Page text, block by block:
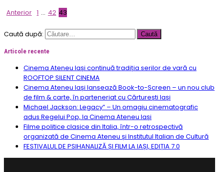
Anterior 1 … 42 43
Caută după:
Articole recente
Cinema Ateneu Iași continuă tradiția serilor de vară cu
ROOFTOP SILENT CINEMA
Cinema Ateneu Iași lansează Book-to-Screen – un nou club
de film & carte, în parteneriat cu Cărturești Iași
Michael Jackson: Legacy” – Un omagiu cinematografic
adus Regelui Pop, la Cinema Ateneu Iași
Filme politice clasice din Italia, într-o retrospectivă
organizată de Cinema Ateneu și Institutul Italian de Cultură
FESTIVALUL DE PSIHANALIZĂ ȘI FILM LA IAȘI, EDIȚIA 7.0